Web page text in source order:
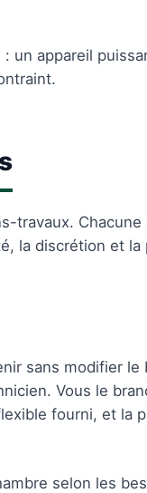
un appareil
travaux. Chacune
la discrétion et la
sans modifier le
Vous le
fourni, et la
selon les